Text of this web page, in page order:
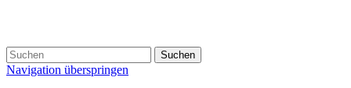
Suchen
Navigation überspringen